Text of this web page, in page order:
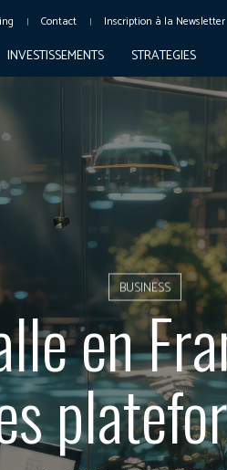
Contact Inscription à la Newsletter
INVESTISSEMENTS STRATEGIES
BUSINESS
en